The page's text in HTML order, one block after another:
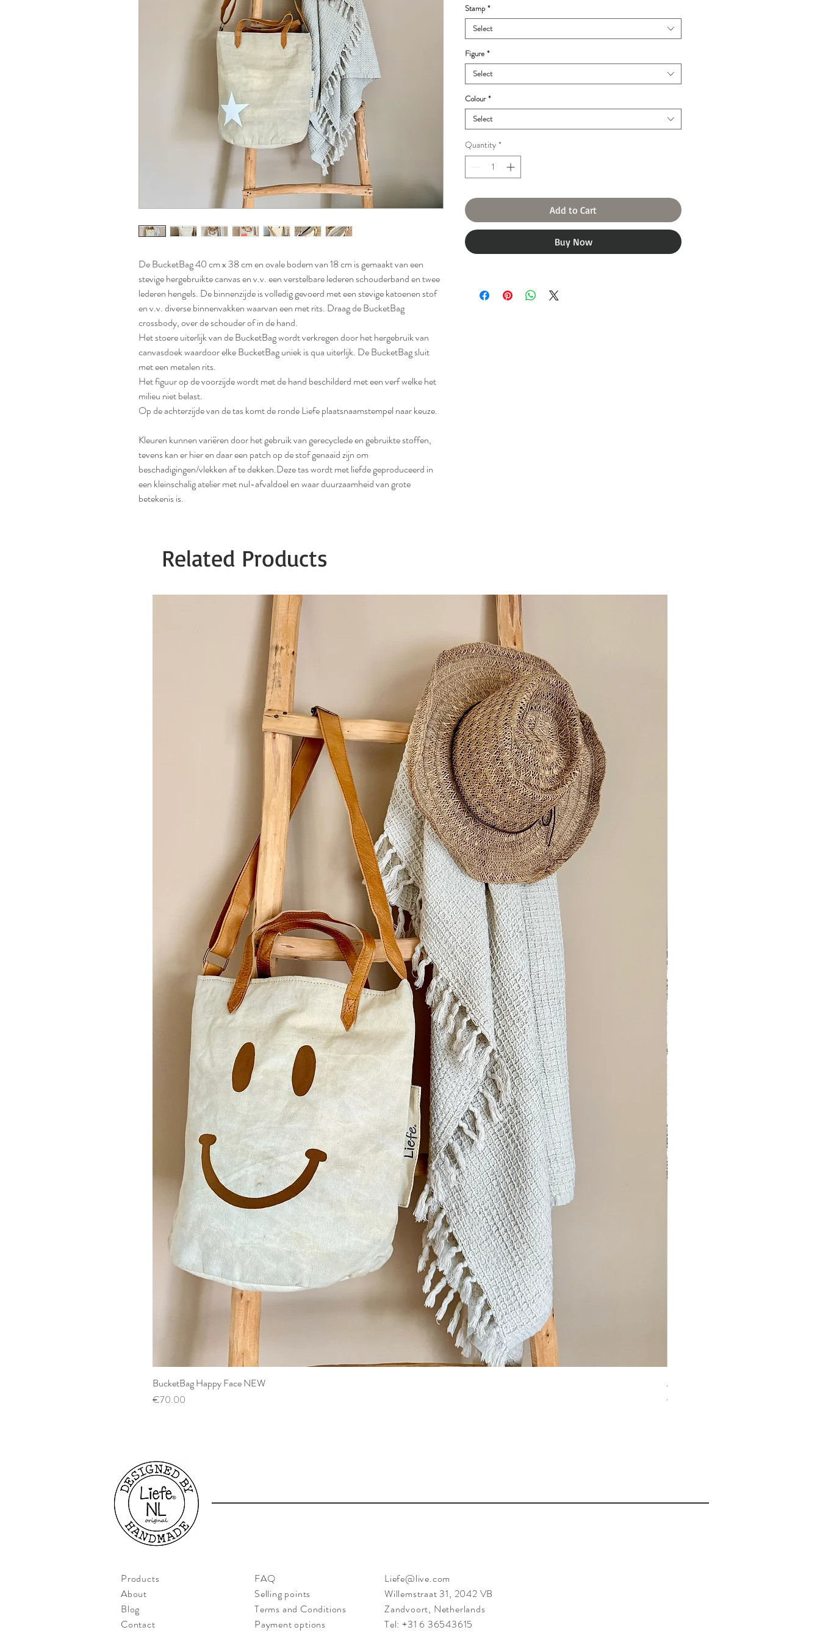
De BucketBag 40 cm x 38 cm en ovale bodem van 18 cm is gemaakt van een
stevige hergebruikte canvas en v.v. een verstelbare lederen schouderband en twee
lederen hengels. De binnenzijde is volledig gevoerd met een stevige katoenen stof
en v.v. diverse binnenvakken waarvan een met rits. Draag de BucketBag
crossbody, over de schouder of in de hand.
Het stoere uiterlijk van de BucketBag wordt verkregen door het hergebruik van
canvasdoek waardoor elke BucketBag uniek is qua uiterlijk. De BucketBag sluit
met een metalen rits.
Het figuur op de voorzijde wordt met de hand beschilderd met een verf welke het
milieu niet belast.
Op de achterzijde van de tas komt de ronde Liefe plaatsnaamstempel naar keuze.
Kleuren kunnen variëren door het gebruik van gerecyclede en gebruikte stoffen,
tevens kan er hier en daar een patch op de stof genaaid zijn om
beschadigingen/vlekken af te dekken.Deze tas wordt met liefde geproduceerd in
een kleinschalig atelier met nul-afvaldoel en waar duurzaamheid van grote
betekenis is.
Stamp *
Select
Figure *
Select
Colour *
Select
Quantity *
Add to Cart
Buy Now
Related Products
BucketBag Happy Face NEW
Price
€70.00
Aztek Yoga-/SportsBag - NIEUW
Price
€80.00
Products
About
Blog
Contact
FAQ
Selling points
Terms and Conditions
Payment options
Liefe@live.com
Willemstraat 31, 2042 VB
Zandvoort, Netherlands
Tel: +31 6 36543615